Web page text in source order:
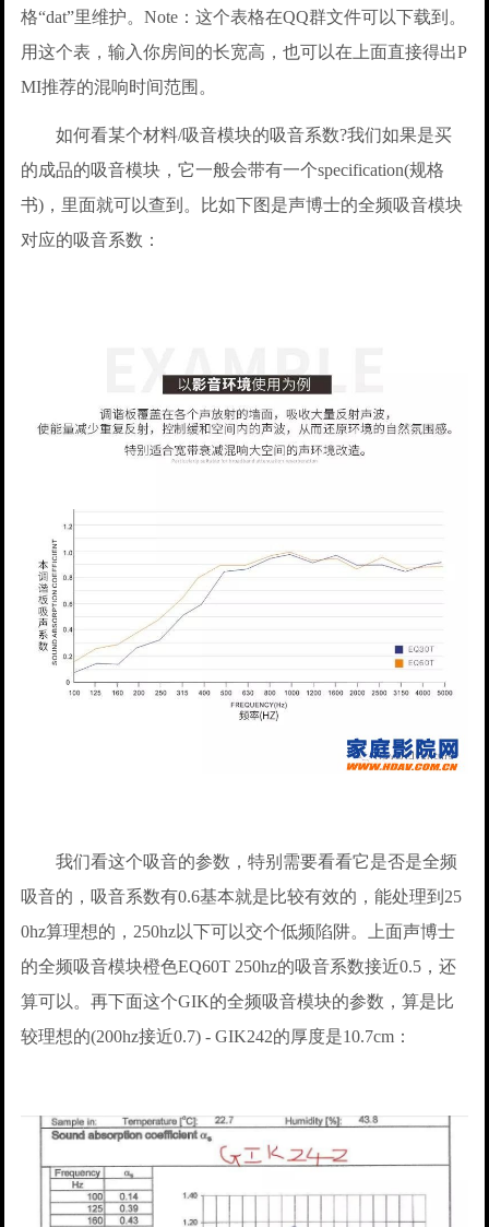
格“dat”里维护。Note：这个表格在QQ群文件可以下载到。
用这个表，输入你房间的长宽高，也可以在上面直接得出P
MI推荐的混响时间范围。
如何看某个材料/吸音模块的吸音系数?我们如果是买
的成品的吸音模块，它一般会带有一个specification(规格
书)，里面就可以查到。比如下图是声博士的全频吸音模块
对应的吸音系数：
我们看这个吸音的参数，特别需要看看它是否是全频
吸音的，吸音系数有0.6基本就是比较有效的，能处理到25
0hz算理想的，250hz以下可以交个低频陷阱。上面声博士
的全频吸音模块橙色EQ60T 250hz的吸音系数接近0.5，还
算可以。再下面这个GIK的全频吸音模块的参数，算是比
较理想的(200hz接近0.7) - GIK242的厚度是10.7cm：